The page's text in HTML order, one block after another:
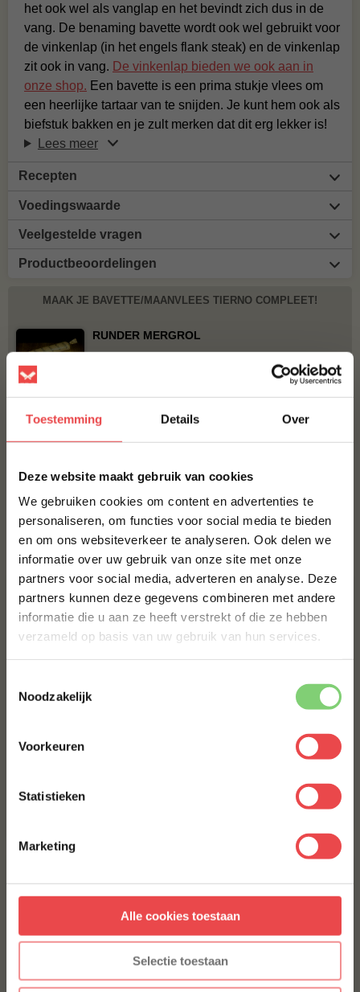
Toestemming Details Over
Deze website maakt gebruik van cookies
We gebruiken cookies om content en advertenties te
personaliseren, om functies voor social media te bieden
en om ons websiteverkeer te analyseren. Ook delen we
informatie over uw gebruik van onze site met onze
partners voor social media, adverteren en analyse. Deze
partners kunnen deze gegevens combineren met andere
informatie die u aan ze heeft verstrekt of die ze hebben
verzameld op basis van uw gebruik van hun services.
Noodzakelijk
Voorkeuren
Statistieken
Marketing
Alle cookies toestaan
Selectie toestaan
het ook wel als vanglap en het bevindt zich dus in de
vang. De benaming bavette wordt ook wel gebruikt voor
de vinkenlap (in het engels flank steak) en de vinkenlap
zit ook in vang. De vinkenlap bieden we ook aan in
onze shop. Een bavette is een prima stukje vlees om
een heerlijke tartaar van te snijden. Je kunt hem ook als
biefstuk bakken en je zult merken dat dit erg lekker is!
Lees meer
Recepten
Voedingswaarde
Veelgestelde vragen
Productbeoordelingen
MAAK JE BAVETTE/MAANVLEES TIERNO COMPLEET!
RUNDER MERGROL
€ 10,-
NO RUBBISH NAKED GUN POWDER RUB
€ 9,95
Bestel alles
Jalapeño cheddar worst
10% korting op je
eerste bestelling*
Schrijf je in voor onze nieuwsbrief en ontvang direct
10% korting op jouw eerste bestelling.
VOORNAAM
ACHTERNAAM
* Alleen voor nieuwe inschrijvers, korting niet geldig op reeds
afgeprijsde producten.